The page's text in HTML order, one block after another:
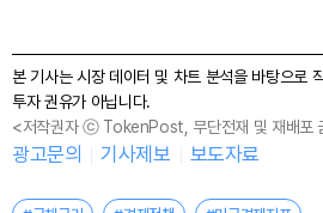
본 기사는 시장 데이터 및 차트 분석을 바탕으로
투자 권유가 아닙니다.
<저작권자 ⓒ TokenPost, 무단전재 및 재배포
광고문의 기사제보 보도자료